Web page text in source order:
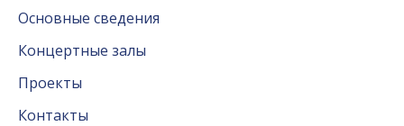
Основные сведения
Концертные залы
Проекты
Контакты